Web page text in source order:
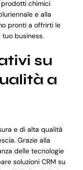
chimici
e alla
pronti a offrirti le
business.
su
a
e di alta qualità
Grazie alla
delle tecnologie
soluzioni CRM su